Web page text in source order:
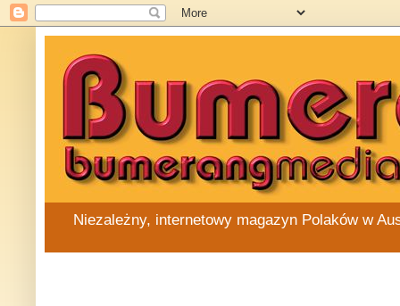
Niezależny, internetowy magazyn Polaków w